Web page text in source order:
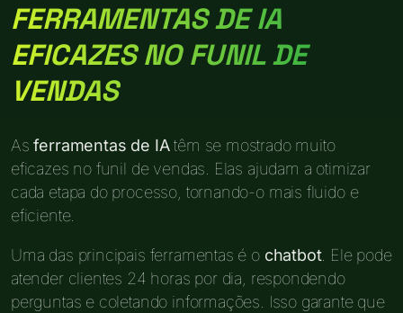
FERRAMENTAS DE IA
EFICAZES NO FUNIL DE
VENDAS
Asferramentas de IAtêm se mostrado muito
eficazes no funil de vendas. Elas ajudam a otimizar
cada etapa do processo, tornando-o mais fluido e
eficiente.
Uma das principais ferramentas é o chatbot. Ele pode
atender clientes 24 horas por dia, respondendo
perguntas e coletando informações. Isso garante que